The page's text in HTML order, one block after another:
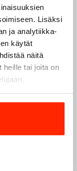
Lisäksi
ja analytiikka-
käytät
näitä
heille tai joita on